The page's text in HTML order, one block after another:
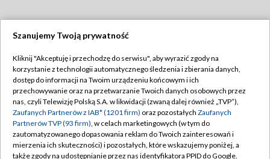
TVP
Abonament TVP
Emisja w TVP
Centrum informacji TVP
Naziemna Telewizja Cyfrowa
Regulamin TVP
Polityka prywatności
Moje zgody
Pomoc
Szanujemy Twoją prywatność
Kliknij "Akceptuję i przechodzę do serwisu", aby wyrazić zgody na
korzystanie z technologii automatycznego śledzenia i zbierania danych,
dostęp do informacji na Twoim urządzeniu końcowym i ich
przechowywanie oraz na przetwarzanie Twoich danych osobowych przez
nas, czyli Telewizję Polską S.A. w likwidacji (zwaną dalej również „TVP”),
Zaufanych Partnerów z IAB* (1201 firm) oraz pozostałych Zaufanych
Partnerów TVP (93 firm), w celach marketingowych (w tym do
zautomatyzowanego dopasowania reklam do Twoich zainteresowań i
mierzenia ich skuteczności) i pozostałych, które wskazujemy poniżej, a
także zgody na udostępnianie przez nas identyfikatora PPID do Google.